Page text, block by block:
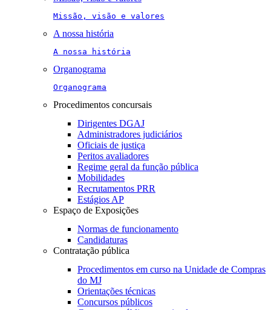
Missão, visão e valores
A nossa história
A nossa história
Organograma
Organograma
Procedimentos concursais
Dirigentes DGAJ
Administradores judiciários
Oficiais de justiça
Peritos avaliadores
Regime geral da função pública
Mobilidades
Recrutamentos PRR
Estágios AP
Espaço de Exposições
Normas de funcionamento
Candidaturas
Contratação pública
Procedimentos em curso na Unidade de Compras
do MJ
Orientações técnicas
Concursos públicos